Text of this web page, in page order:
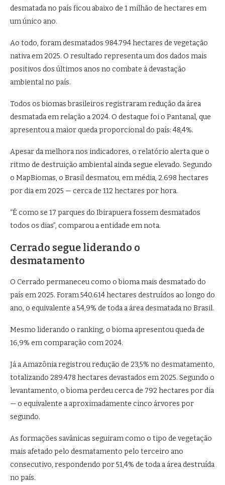
desmatada no país ficou abaixo de 1 milhão de hectares em
um único ano.
Ao todo, foram desmatados 984.794 hectares de vegetação
nativa em 2025. O resultado representa um dos dados mais
positivos dos últimos anos no combate à devastação
ambiental no país.
Todos os biomas brasileiros registraram redução da área
desmatada em relação a 2024. O destaque foi o Pantanal, que
apresentou a maior queda proporcional do país: 48,4%.
Apesar da melhora nos indicadores, o relatório alerta que o
ritmo de destruição ambiental ainda segue elevado. Segundo
o MapBiomas, o Brasil desmatou, em média, 2.698 hectares
por dia em 2025 — cerca de 112 hectares por hora.
“É como se 17 parques do Ibirapuera fossem desmatados
todos os dias”, comparou a entidade em nota.
Cerrado segue liderando o
desmatamento
O Cerrado permaneceu como o bioma mais desmatado do
país em 2025. Foram 540.614 hectares destruídos ao longo do
ano, o equivalente a 54,9% de toda a área desmatada no Brasil.
Mesmo liderando o ranking, o bioma apresentou queda de
16,9% em comparação com 2024.
Já aAmazôniaregistrou redução de 23,5% no desmatamento,
totalizando 289.478 hectares devastados em 2025. Segundo o
levantamento, o bioma perdeu cerca de 792 hectares por dia
— o equivalente a aproximadamente cinco árvores por
segundo.
As formações savânicas seguiram como o tipo de vegetação
mais afetado pelo desmatamento pelo terceiro ano
consecutivo, respondendo por 51,4% de toda a área destruída
no país.